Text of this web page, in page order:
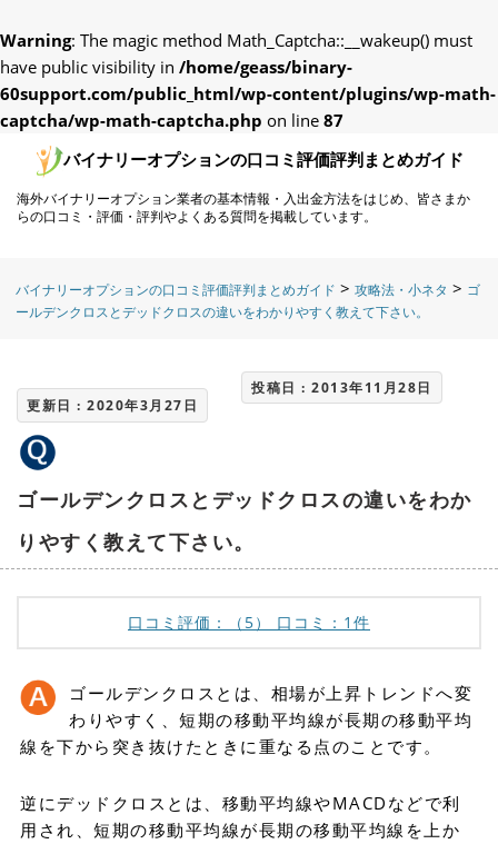
Warning: The magic method Math_Captcha::__wakeup() must
have public visibility in /home/geass/binary-
60support.com/public_html/wp-content/plugins/wp-math-
captcha/wp-math-captcha.php on line 87
バイナリーオプションの口コミ評価評判まとめガイド
海外バイナリーオプション業者の基本情報・入出金方法をはじめ、皆さまか
らの口コミ・評価・評判やよくある質問を掲載しています。
バイナリーオプションの口コミ評価評判まとめガイド > 攻略法・小ネタ > ゴ
ールデンクロスとデッドクロスの違いをわかりやすく教えて下さい。
投稿日 : 2013年11月28日
更新日 : 2020年3月27日
ゴールデンクロスとデッドクロスの違いをわか
りやすく教えて下さい。
口コミ評価： （ 5） 口コミ：1件
ゴールデンクロスとは、相場が上昇トレンドへ変
わりやすく、短期の移動平均線が長期の移動平均
線を下から突き抜けたときに重なる点のことです。
逆にデッドクロスとは、移動平均線やMACDなどで利
用され、短期の移動平均線が長期の移動平均線を上か